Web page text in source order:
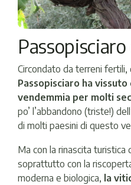
Circondato da terreni fertili,
Passopisciaro ha
vendemmia per molti
po’ l’abbandono (triste!)
di molti paesini di questo
Ma con la rinascita turistica
soprattutto con la
moderna e biologica, la